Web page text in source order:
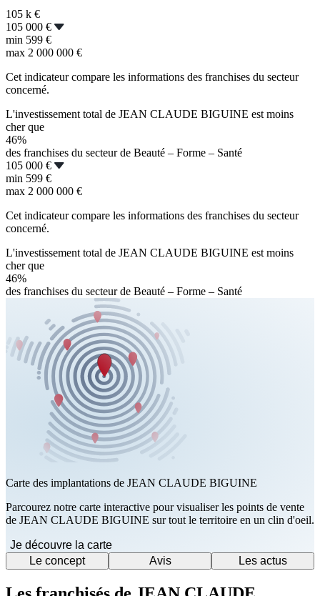
105 k €
105 000 €
min 599 €
max 2 000 000 €
Cet indicateur compare les informations des franchises du secteur
concerné.
L'investissement total de JEAN CLAUDE BIGUINE est moins
cher que
46%
des franchises du secteur de Beauté – Forme – Santé
105 000 €
min 599 €
max 2 000 000 €
Cet indicateur compare les informations des franchises du secteur
concerné.
L'investissement total de JEAN CLAUDE BIGUINE est moins
cher que
46%
des franchises du secteur de Beauté – Forme – Santé
Carte des implantations de JEAN CLAUDE BIGUINE
Parcourez notre carte interactive pour visualiser les points de vente
de JEAN CLAUDE BIGUINE sur tout le territoire en un clin d'oeil.
Je découvre la carte
Le concept
Avis Les actus